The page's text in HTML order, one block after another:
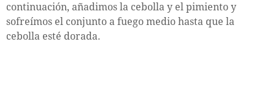
continuación, añadimos la cebolla y el pimiento y
sofreímos el conjunto a fuego medio hasta que la
cebolla esté dorada.